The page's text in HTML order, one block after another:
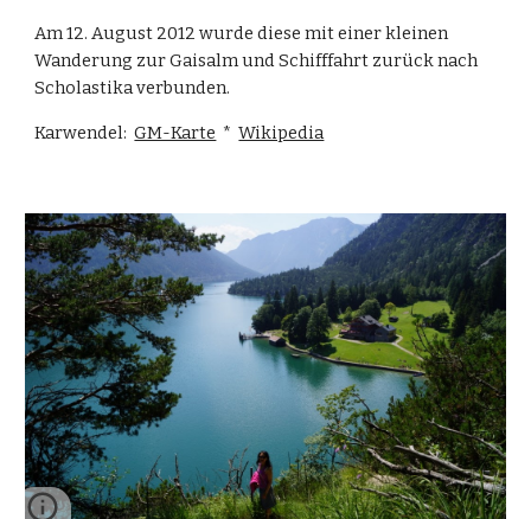
Am 12. August 2012 wurde diese mit einer kleinen
Wanderung zur Gaisalm und Schifffahrt zurück nach
Scholastika verbunden.
Karwendel: GM-Karte
  *
Wikipedia